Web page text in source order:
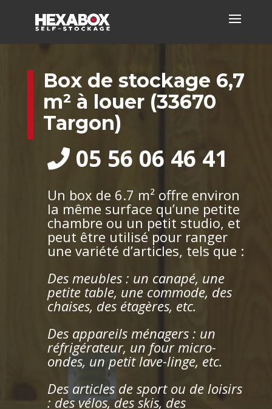
Box de stockage 6,7
m² à louer (33670
Targon)
05 56 06 46 41
Un box de 6.7 m² offre environ
la même surface qu’une petite
chambre ou un petit studio, et
peut être utilisé pour ranger
une variété d’articles, tels que :
Des meubles : un canapé, une
petite table, une commode, des
chaises, des étagères, etc.
Des appareils ménagers : un
réfrigérateur, un four micro-
ondes, un petit lave-linge, etc.
Des articles de sport ou de loisirs
: des vélos, des skis, des